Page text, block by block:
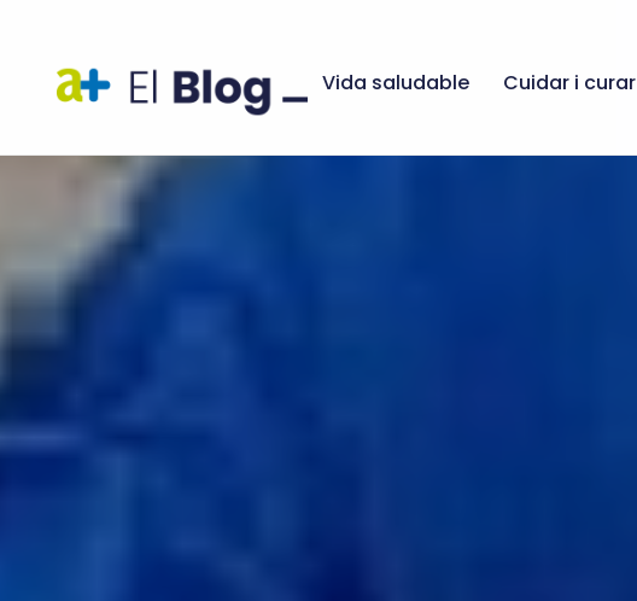
Vida saludable Cuidar i curar